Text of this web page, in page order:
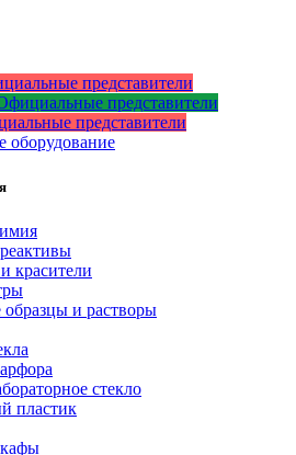
представители
представители
представители
оборудование
красители
и растворы
стекло
пластик